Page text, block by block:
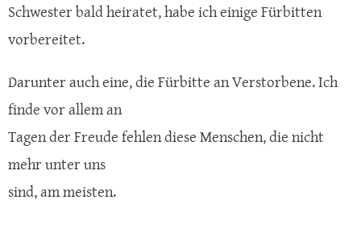
Schwester bald heiratet, habe ich einige Fürbitten
vorbereitet.
Darunter auch eine, die Fürbitte an Verstorbene. Ich
finde vor allem an
Tagen der Freude fehlen diese Menschen, die nicht
mehr unter uns
sind, am meisten.